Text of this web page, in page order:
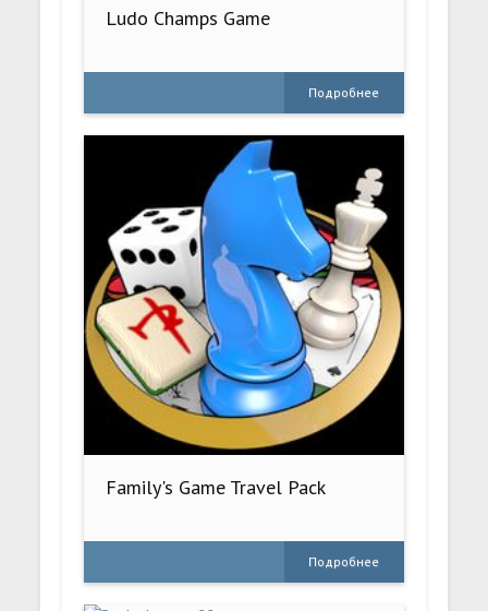
Ludo Champs Game
Подробнее
Family's Game Travel Pack
Подробнее